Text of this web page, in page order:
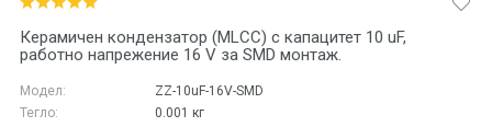
Керамичен кондензатор (MLCC) с капацитет 10 uF,
работно напрежение 16 V за SMD монтаж.
Модел:
ZZ-10uF-16V-SMD
Тегло:
0.001 кг